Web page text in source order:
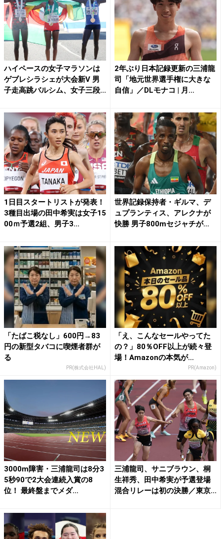
ハイペースの女子マラソンは
ゲブレシラシェが大会新V 男
子走高跳バルシム、女子三段...
2年ぶり日本記録更新の三浦龍
司「地元世界選手権に大きな
自信」／DLモナコ | 月...
1日目スタートリストが発表！
3種目出場の田中希実は女子15
00ｍ予選2組、男子3...
世界記録保持者・ギルマ、デ
ュプランティス、アレクナが
快勝 男子800mセジャチが...
「たばこ税なし」600円→83
円の新型タバコに喫煙者群が
る
PR(株式会社HAL)
「え、こんなセールやってた
の？」80％OFF以上が続々登
場！Amazonの本気が...
PR(Amazon)
3000m障害・三浦龍司は8分3
5秒90で2大会連続入賞の8
位！ 最終盤までメダ...
三浦龍司、サニブラウン、桐
生祥秀、田中希実が予選登場
混合リレーは初の決勝／東京...